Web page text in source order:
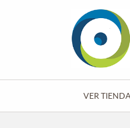
VER TIENDA